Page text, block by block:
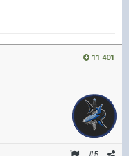
11 401